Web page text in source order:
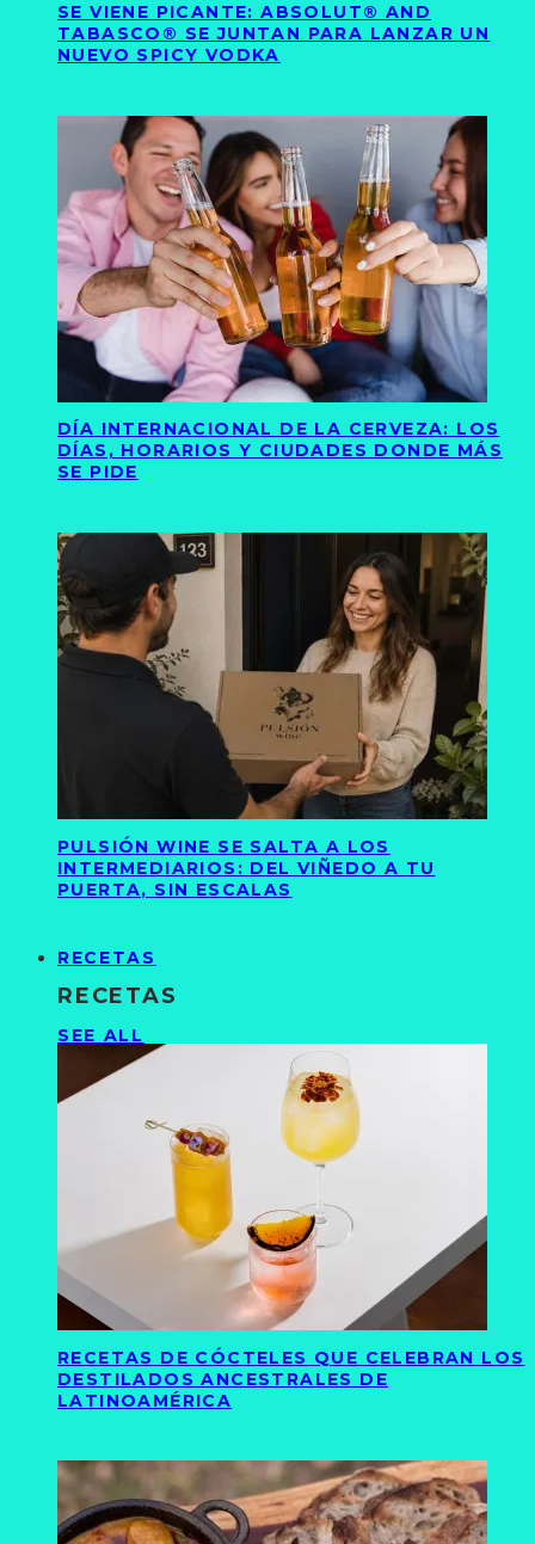
SE VIENE PICANTE: ABSOLUT® AND
TABASCO® SE JUNTAN PARA LANZAR UN
NUEVO SPICY VODKA
DÍA INTERNACIONAL DE LA CERVEZA: LOS
DÍAS, HORARIOS Y CIUDADES DONDE MÁS
SE PIDE
PULSIÓN WINE SE SALTA A LOS
INTERMEDIARIOS: DEL VIÑEDO A TU
PUERTA, SIN ESCALAS
RECETAS
RECETAS
SEE ALL
RECETAS DE CÓCTELES QUE CELEBRAN LOS
DESTILADOS ANCESTRALES DE
LATINOAMÉRICA